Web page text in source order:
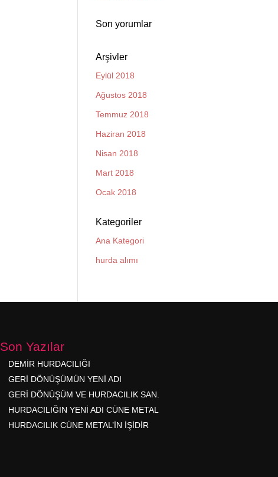
Son yorumlar
Arşivler
Eylül 2018
Ağustos 2018
Temmuz 2018
Haziran 2018
Nisan 2018
Mart 2018
Ocak 2018
Kategoriler
Ana Kategori
hurda alımı
Son Yazılar
DEMİR HURDACILIĞI
GERİ DÖNÜŞÜMÜN YENİ ADI
GERİ DÖNÜŞÜM VE HURDACILIK SAN.
HURDACILIĞIN YENİ ADI CÜNE METAL
HURDACILIK CÜNE METAL’İN İŞİDİR